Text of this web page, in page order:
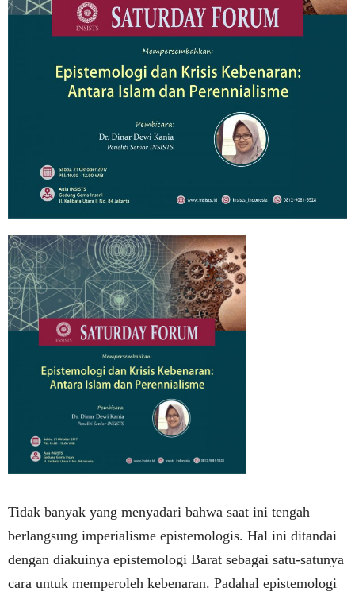
Tidak banyak yang menyadari bahwa saat ini tengah
berlangsung imperialisme epistemologis. Hal ini ditandai
dengan diakuinya epistemologi Barat sebagai satu-satunya
cara untuk memperoleh kebenaran. Padahal epistemologi